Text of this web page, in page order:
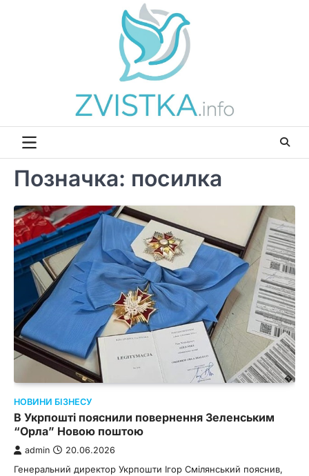
Позначка: посилка
НОВИНИ БІЗНЕСУ
В Укрпошті пояснили повернення Зеленським
“Орла” Новою поштою
admin 20.06.2026
Генеральний директор Укрпошти Ігор Смілянський пояснив,